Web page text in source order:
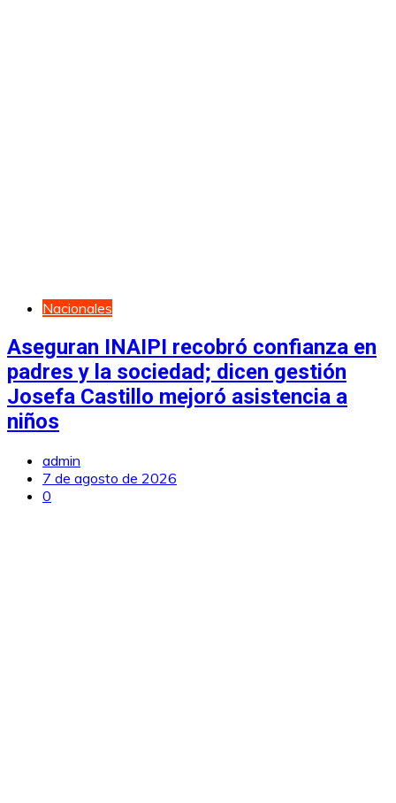
Nacionales
Aseguran INAIPI recobró confianza en
padres y la sociedad; dicen gestión
Josefa Castillo mejoró asistencia a
niños
admin
7 de agosto de 2026
0